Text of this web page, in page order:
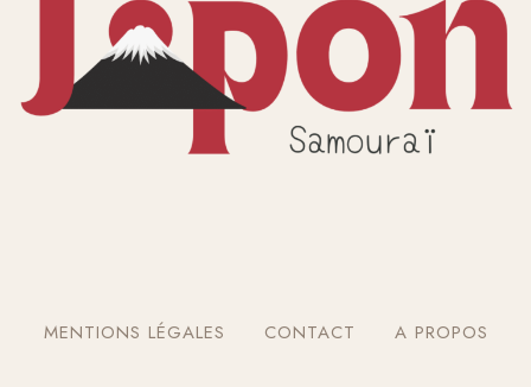
MENTIONS LÉGALES CONTACT A PROPOS